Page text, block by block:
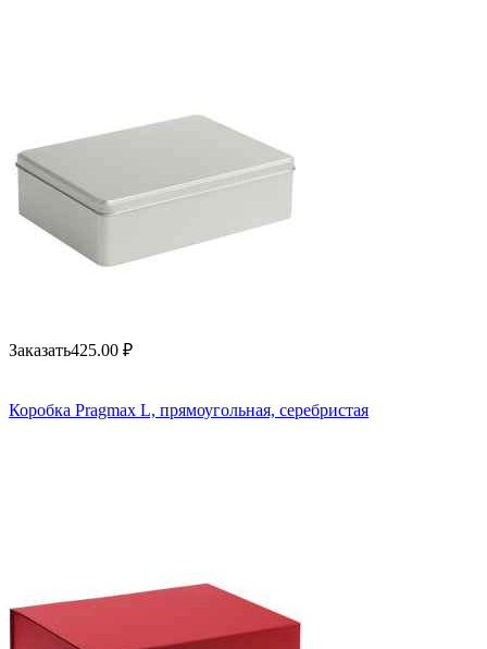
Заказать425.00 ₽
Коробка Pragmax L, прямоугольная, серебристая